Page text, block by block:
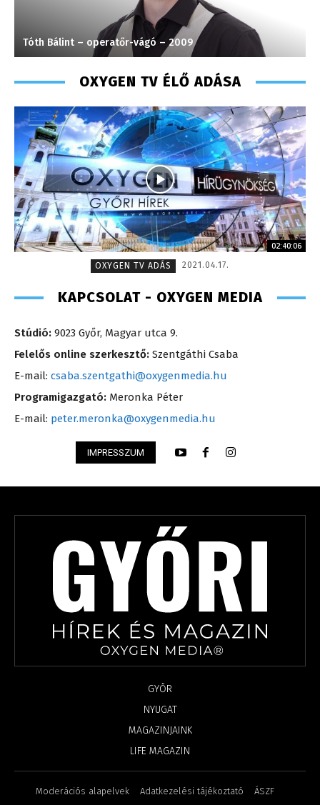
Tóth Bálint – operatőr-vágó – 2009
OXYGEN TV ÉLŐ ADÁSA
02:40:06
OXYGEN TV ADÁS
2021.04.17.
KAPCSOLAT - OXYGEN MEDIA
Stúdió: 9023 Győr, Magyar utca 9.
Felelős online szerkesztő: Szentgáthi Csaba
E-mail: csaba.szentgathi@oxygenmedia.hu
Programigazgató: Meronka Péter
E-mail: peter.meronka@oxygenmedia.hu
IMPRESSZUM
GYŐR
NYUGAT
MAGAZINJAINK
LIFE MAGAZIN
Moderációs alapelvek Adatkezelési tájékoztató
ÁSZF